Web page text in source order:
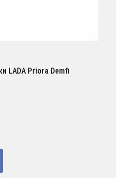
LADA Priora Demfi